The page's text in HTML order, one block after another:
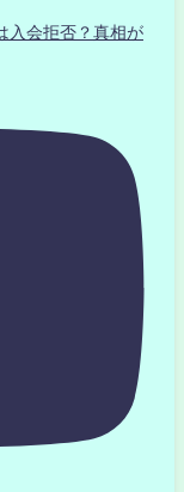
会拒否？真相が